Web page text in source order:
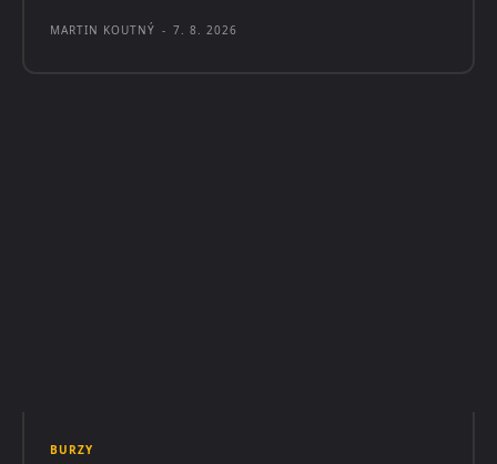
MARTIN KOUTNÝ - 7. 8. 2026
BURZY